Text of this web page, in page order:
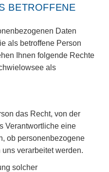
BETROFFENE
Daten
als betroffene Person
Ihnen folgende Rechte
als
das Recht, von der
Verantwortliche eine
ob personenbezogene
verarbeitet werden.
solcher